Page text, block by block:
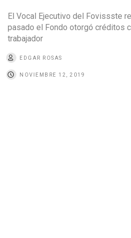
El Vocal Ejecutivo del Fovissste
pasado el Fondo otorgó créditos
trabajador
EDGAR ROSAS
NOVIEMBRE 12, 2019